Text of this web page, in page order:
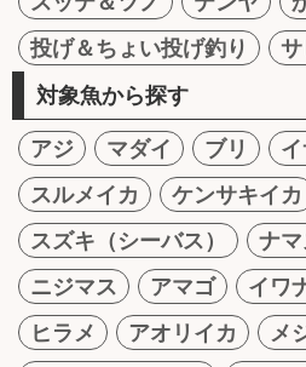
投げ＆ちょい投げ釣り
対象魚から探す
アジ マダイ ブリ
スルメイカ
ケンサキイカ
スズキ（シーバス）
ナ
ニジマス
アマゴ イワ
ヒラメ
アオリイカ
メ